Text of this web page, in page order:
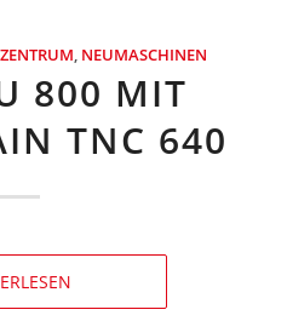
, NEUMASCHINEN
800 MIT
TNC 640